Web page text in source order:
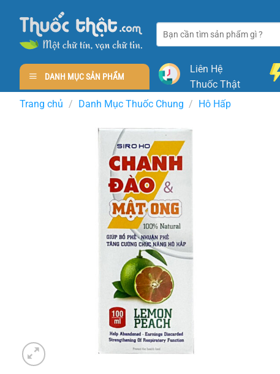
content
kiếm:
DANH MỤC SẢN PHẨM
Liên Hệ
Thuốc Thật
Trang chủ / Danh Mục Thuốc Chung / Hô Hấp